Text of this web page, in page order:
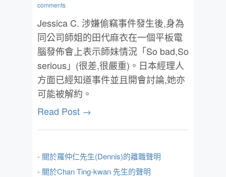
comments
Jessica C. 涉嫌偷竊事件發生後,身為
同公司師姐的田代麻衣在一個平板電
腦發佈會上表示師妹情況「So bad,So
serious」(很差,很嚴重)。日本經理人
方面已經知道事件並且開會討論,她亦
可能被解約。
Read Post →
- 關於羅仲仁先生(Dennis)的離職聲明
- 關於Chan Ting-kwan 先生的聲明